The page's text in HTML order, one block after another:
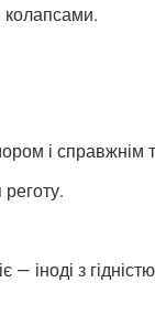
колапсами.
і
— іноді з